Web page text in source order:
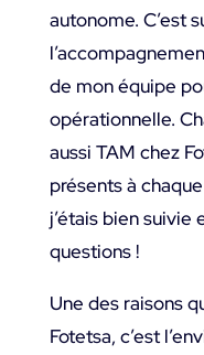
autonome. C’est
de mon équipe
opérationnelle.
aussi TAM chez
présents à
j’étais bien suivie
questions !
Une des raisons
Fotetsa, c’est